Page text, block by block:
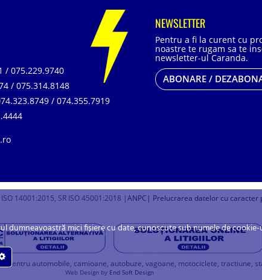
/ 075.229.9740
/ 075.314.8148
/ 074.355.7919
NEWSLETTER
Pentru a fi la curent cu
noastre te rugam sa te
newsletter-ul Caranda.
ABONARE /
ISO 14001:2015, SR ISO 45001:2018 |ANPC | Prelucrarea datelor cu caracter
pentru automobile, camioane, autobuze, vagoane, motociclete, tractiune,
Web Design by End Soft Design
mici fișiere cu date, cunoscute sub numele de